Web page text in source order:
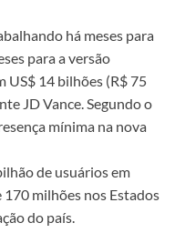
há meses para
para a versão
US$ 14 bilhões (R$ 75
JD Vance. Segundo o
mínima na nova
de usuários em
milhões nos Estados
do país.